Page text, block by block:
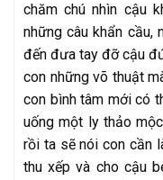
chăm chú nhìn cậu
những câu khẩn cầu,
đến đưa tay đỡ cậu
con những võ thuật
con bình tâm mới có
uống một ly thảo
rồi ta sẽ nói con cần
thu xếp và cho cậu